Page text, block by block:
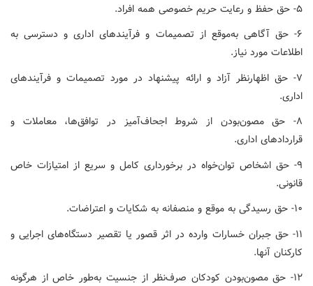
۵- حق حفظ و رعایت حریم خصوصی همه افراد.
۶- حق آگاهی به‌موقع از تصمیمات و فرآیندهای اداری و دسترسی به
اطلاعات مورد نیاز.
۷- حق اظهارنظر آزاد و ارائه پیشنهاد در مورد تصمیمات و فرآیندهای
اداری.
۸- حق مصون‌بودن از شروط اجحاف‌آمیز در توافق‌ها، معاملات و
قراردادهای اداری.
۹- حق اشخاص توان‌خواه در برخورداری کامل و سریع از امتیازات خاص
قانونی.
۱۰- حق رسیدگی به موقع و منصفانه به شکایات و اعتراضات.
۱۱- حق جبران خسارات وارده در اثر قصور یا تقصیر دستگاه‌های اجرایی و
کارکنان آنها.
۱۲- حق مصون‌بودن کودکان صرف‌نظر از جنسیت به‌طور خاص از هرگونه